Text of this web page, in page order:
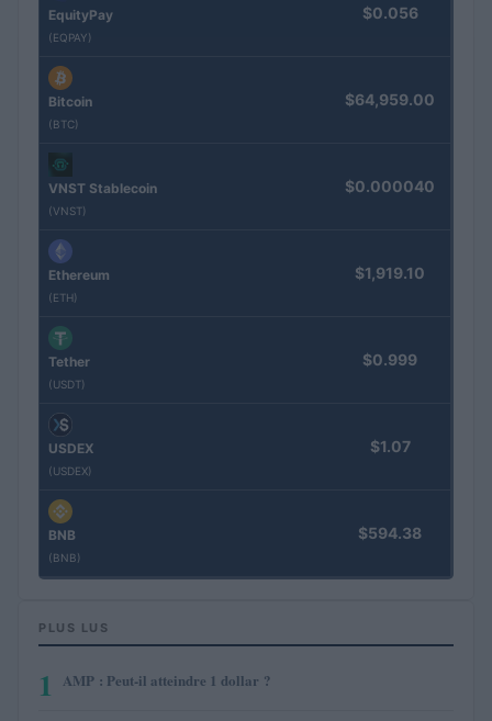
EquityPay
(EQPAY)
$0.056
Bitcoin
(BTC)
$64,959.00
VNST Stablecoin
(VNST)
$0.000040
Ethereum
(ETH)
$1,919.10
Tether
(USDT)
$0.999
USDEX
(USDEX)
$1.07
BNB
(BNB)
$594.38
PLUS LUS
1 AMP : Peut-il atteindre 1 dollar ?